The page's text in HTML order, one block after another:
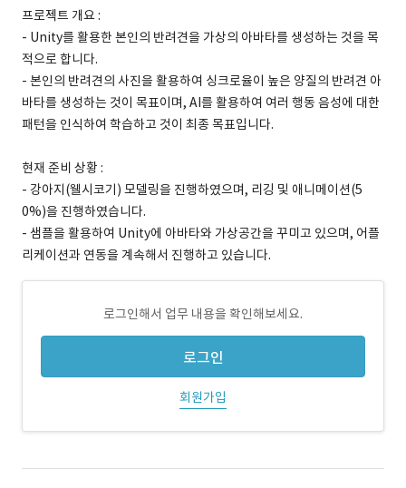
프로젝트 개요 :
- Unity를 활용한 본인의 반려견을 가상의 아바타를 생성하는 것을 목
적으로 합니다.
- 본인의 반려견의 사진을 활용하여 싱크로율이 높은 양질의 반려견 아
바타를 생성하는 것이 목표이며, AI를 활용하여 여러 행동 음성에 대한
패턴을 인식하여 학습하고 것이 최종 목표입니다.
현재 준비 상황 :
- 강아지(웰시코기) 모델링을 진행하였으며, 리깅 및 애니메이션(5
0%)을 진행하였습니다.
- 샘플을 활용하여 Unity에 아바타와 가상공간을 꾸미고 있으며, 어플
리케이션과 연동을 계속해서 진행하고 있습니다.
로그인해서 업무 내용을 확인해보세요.
로그인
회원가입